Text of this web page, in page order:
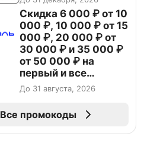
Скидка 6 000 ₽ от 10
000 ₽, 10 000 ₽ от 15
000 ₽, 20 000 ₽ от
30 000 ₽ и 35 000 ₽
от 50 000 ₽ на
первый и все
повторные заказы по
промокоду НАБЕРИ
До 31 августа, 2026
Все промокоды